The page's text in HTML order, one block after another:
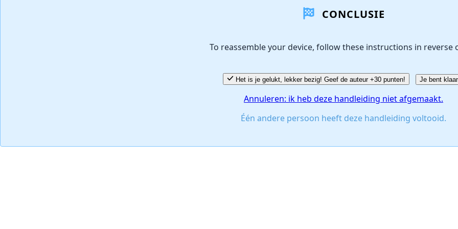
CONCLUSIE
To reassemble your device, follow these instructions in reverse
Het is je gelukt, lekker bezig! Geef de auteur +30 punten! Je bent
Annuleren: ik heb deze handleiding niet afgemaakt.
Één andere persoon heeft deze handleiding voltooid.